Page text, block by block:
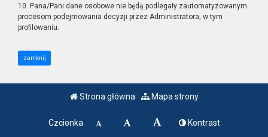
10. Pana/Pani dane osobowe nie będą podlegały zautomatyzowanym
procesom podejmowania decyzji przez Administratora, w tym
profilowaniu.
zamknij
Strona główna Mapa strony
Czcionka Kontrast